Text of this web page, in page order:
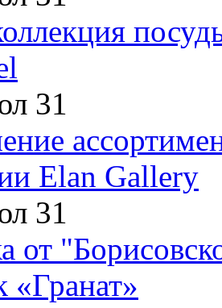
31
Elan Gallery
31
от
«Гранат»